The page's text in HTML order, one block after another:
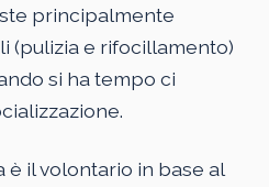
principalmente
(pulizia e rifocillamento)
si ha tempo ci
è il volontario in base al